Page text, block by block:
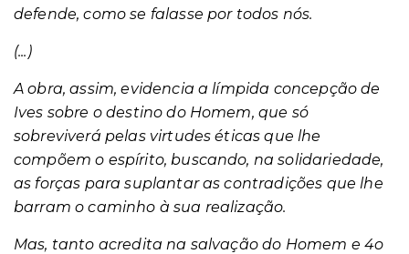
defende, como se falasse por todos nós.
(...)
A obra, assim, evidencia a límpida concepção de
Ives sobre o destino do Homem, que só
sobreviverá pelas virtudes éticas que lhe
compõem o espírito, buscando, na solidariedade,
as forças para suplantar as contradições que lhe
barram o caminho à sua realização.
Mas, tanto acredita na salvação do Homem e 4o